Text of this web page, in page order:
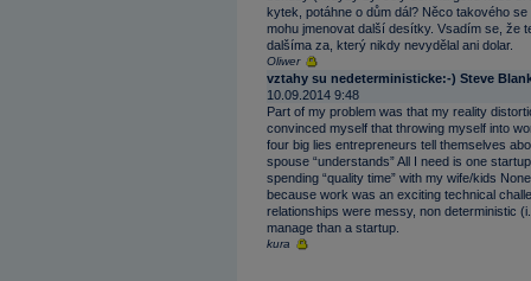
kytek, potáhne o dům dál? Něco takového
mohu jmenovat další desítky. Vsadím se, že
dalšíma za, který nikdy nevydělal ani dolar.
Oliwer
vztahy su nedeterministicke:-) Steve
10.09.2014 9:48
Part of my problem was that my reality
convinced myself that throwing myself into
four big lies entrepreneurs tell themselves
spouse “understands” All I need is one
spending “quality time” with my wife/kids
because work was an exciting technical
relationships were messy, non deterministic
manage than a startup.
kura